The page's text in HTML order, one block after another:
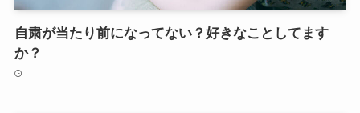
自粛が当たり前になってない？好きなことしてます
か？